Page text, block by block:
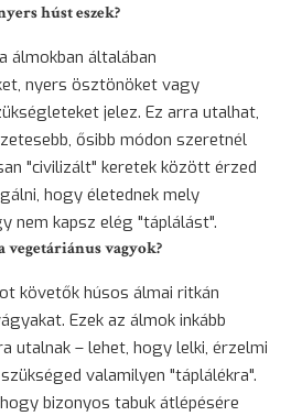
húst eszek?
álmokban általában
nyers ösztönöket vagy
jelez. Ez arra utalhat,
ősibb módon szeretnél
"civilizált" keretek között érzed
hogy életednek mely
nem kapsz elég "táplálást".
vagyok?
követők húsos álmai ritkán
Ezek az álmok inkább
utalnak – lehet, hogy lelki, érzelmi
valamilyen "táplálékra".
bizonyos tabuk átlépésére